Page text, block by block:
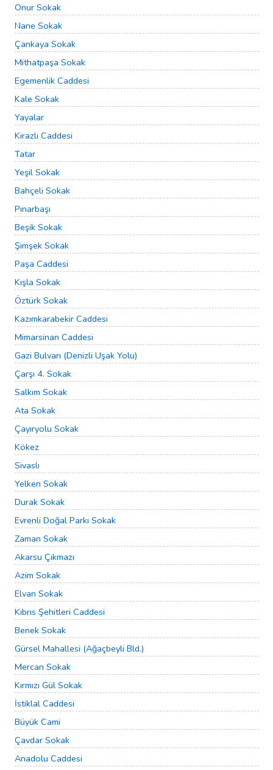
Onur Sokak
Nane Sokak
Çankaya Sokak
Mithatpaşa Sokak
Egemenlik Caddesi
Kale Sokak
Yayalar
Kirazlı Caddesi
Tatar
Yeşil Sokak
Bahçeli Sokak
Pınarbaşı
Beşik Sokak
Şimşek Sokak
Paşa Caddesi
Kışla Sokak
Öztürk Sokak
Kazımkarabekir Caddesi
Mimarsinan Caddesi
Gazi Bulvarı (Denizli Uşak Yolu)
Çarşı 4. Sokak
Salkım Sokak
Ata Sokak
Çayıryolu Sokak
Kökez
Sivaslı
Yelken Sokak
Durak Sokak
Evrenli Doğal Parkı Sokak
Zaman Sokak
Akarsu Çıkmazı
Azim Sokak
Elvan Sokak
Kıbrıs Şehitleri Caddesi
Benek Sokak
Gürsel Mahallesi (Ağaçbeyli Bld.)
Mercan Sokak
Kırmızı Gül Sokak
İstiklal Caddesi
Büyük Cami
Çavdar Sokak
Anadolu Caddesi